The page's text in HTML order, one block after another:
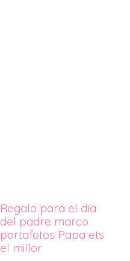
Regalo para el día
del padre marco
portafotos Papa ets
el millor